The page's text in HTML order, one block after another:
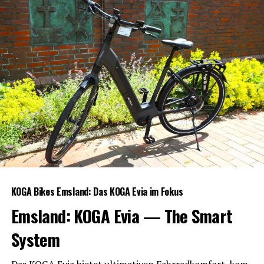
KOGA Bikes Ems­land: Das KOGA Evia im Fokus
Ems­land: KOGA Evia — The Smart
System